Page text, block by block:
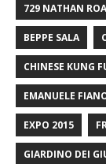
729 NATHAN
BEPPE SALA
CHINESE KUNG
EMANUELE
EXPO 2015
GIARDINO DEI